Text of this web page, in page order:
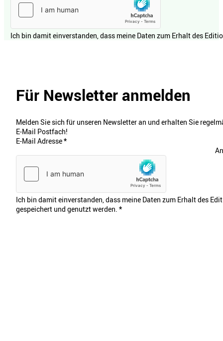
Ich bin damit einverstanden, dass meine Daten zum Erhalt des
Für Newsletter anmelden
Melden Sie sich für unseren Newsletter an und erhalten Sie
E-Mail Postfach!
E-Mail Adresse*
Ich bin damit einverstanden, dass meine Daten zum Erhalt des
gespeichert und genutzt werden. *